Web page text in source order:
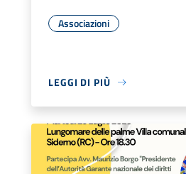
Associazioni
LEGGI DI PIÙ